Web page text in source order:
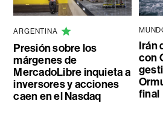
ARGENTINA
Presión sobre los
márgenes de
MercadoLibre inquieta a
inversores y acciones
caen en el Nasdaq
Irán
con
final